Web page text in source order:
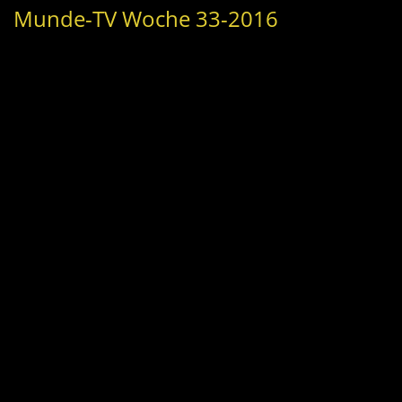
Munde-TV Woche 33-2016